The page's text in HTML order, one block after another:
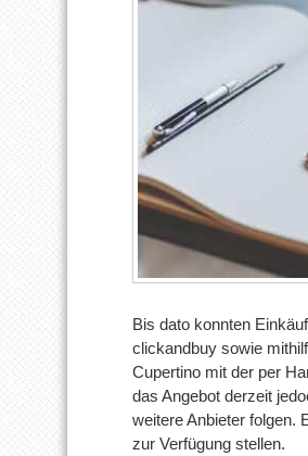
Bis dato konnten
clickandbuy sowie
Cupertino mit der per
das Angebot derzeit
weitere Anbieter folgen.
zur Verfügung stellen.